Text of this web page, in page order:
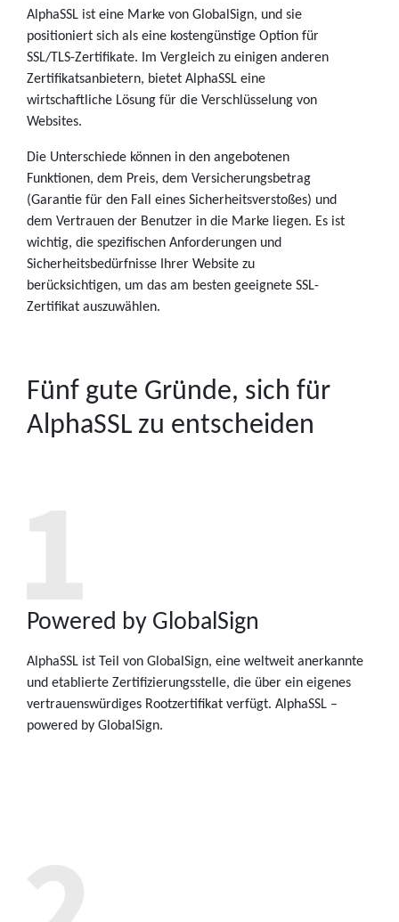
AlphaSSL ist eine Marke von GlobalSign, und sie
positioniert sich als eine kostengünstige Option für
SSL/TLS-Zertifikate. Im Vergleich zu einigen anderen
Zertifikatsanbietern, bietet AlphaSSL eine
wirtschaftliche Lösung für die Verschlüsselung von
Websites.
Die Unterschiede können in den angebotenen
Funktionen, dem Preis, dem Versicherungsbetrag
(Garantie für den Fall eines Sicherheitsverstoßes) und
dem Vertrauen der Benutzer in die Marke liegen. Es ist
wichtig, die spezifischen Anforderungen und
Sicherheitsbedürfnisse Ihrer Website zu
berücksichtigen, um das am besten geeignete SSL-
Zertifikat auszuwählen.
Fünf gute Gründe, sich für
AlphaSSL zu entscheiden
Powered by GlobalSign
AlphaSSL ist Teil von GlobalSign, eine weltweit anerkannte
und etablierte Zertifizierungsstelle, die über ein eigenes
vertrauenswürdiges Rootzertifikat verfügt. AlphaSSL –
powered by GlobalSign.